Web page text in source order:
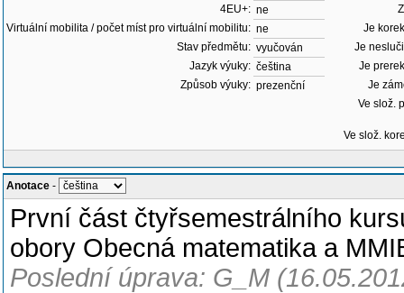
4EU+: ne
Virtuální mobilita / počet míst pro virtuální mobilitu: ne
Stav předmětu: vyučován
Jazyk výuky: čeština
Způsob výuky: prezenční
Je
Je
Je
Je
Ve slož.
Ve slož.
Anotace -
První část čtyřsemestrálního
obory Obecná matematika a
Poslední úprava: G_M